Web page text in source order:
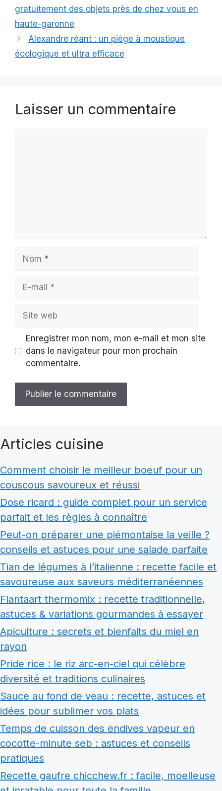
gratuitement des objets près de chez vous en
haute-garonne
Alexandre réant : un piège à moustique
écologique et ultra efficace
Laisser un commentaire
Nom
Site
Enregistrer mon nom, mon e-mail et mon site
dans le navigateur pour mon prochain
commentaire.
Articles cuisine
Comment choisir le meilleur boeuf pour un
couscous savoureux et réussi
Dose ricard : guide complet pour un service
parfait et les règles à connaître
Peut-on préparer une piémontaise la veille ?
conseils et astuces pour une salade parfaite
Tian de légumes à l’italienne : recette facile et
savoureuse aux saveurs méditerranéennes
Flantaart thermomix : recette traditionnelle,
astuces & variations gourmandes à essayer
Apiculture : secrets et bienfaits du miel en
rayon
Pride rice : le riz arc-en-ciel qui célèbre
diversité et traditions culinaires
Sauce au fond de veau : recette, astuces et
idées pour sublimer vos plats
Temps de cuisson des endives vapeur en
cocotte-minute seb : astuces et conseils
pratiques
Recette gaufre chicchew.fr : facile, moelleuse